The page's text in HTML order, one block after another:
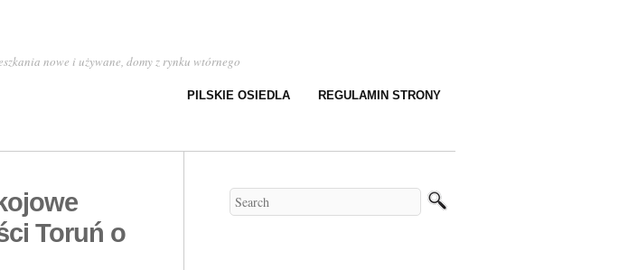
nowe i używane, domy z rynku wtórnego
PILSKIE OSIEDLA REGULAMIN STRONY
Toruń o